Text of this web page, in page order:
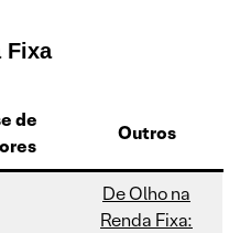
Fixa
de
Outros
De Olho na
Renda Fixa: